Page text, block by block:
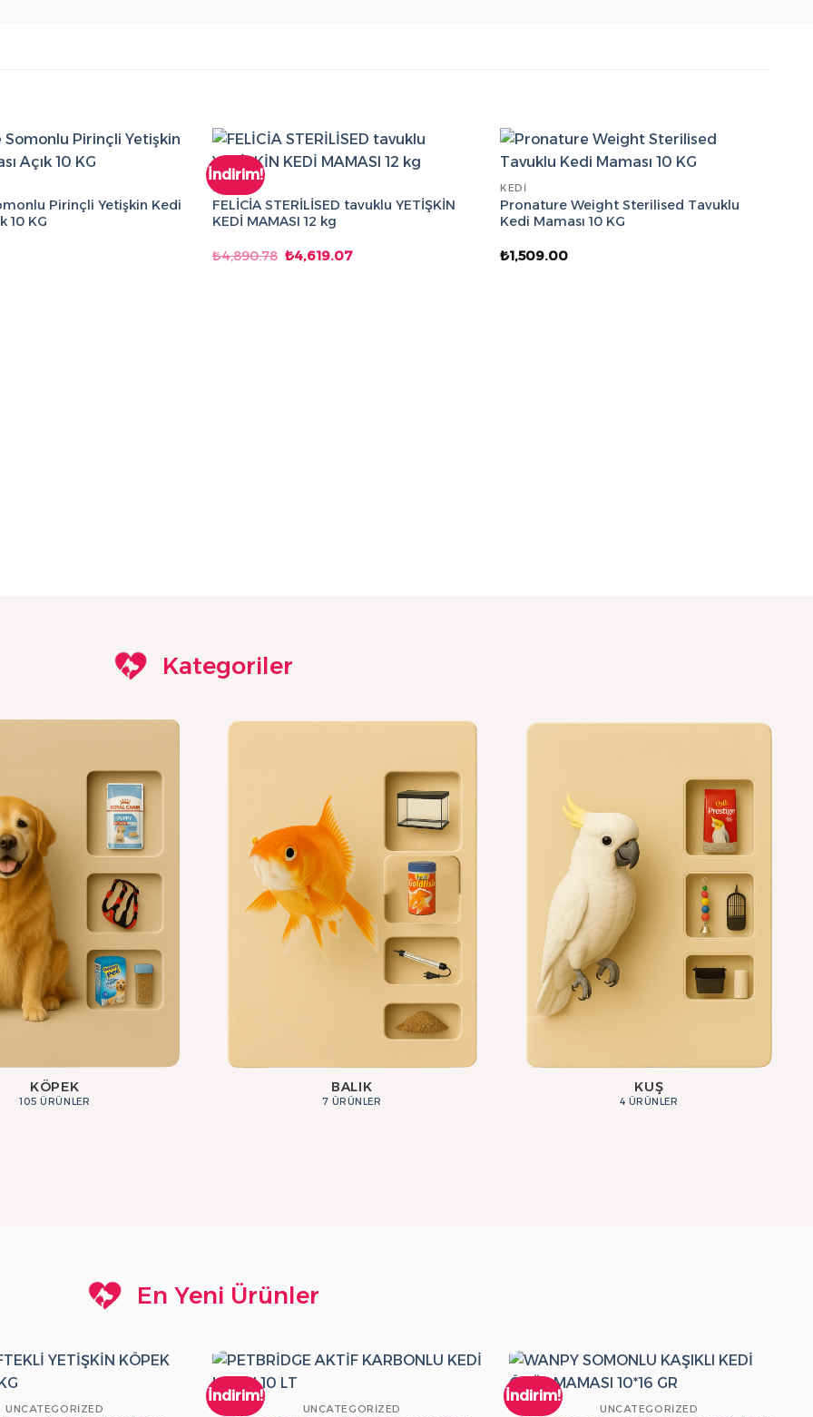
Pirinçli Yetişkin Kedi
10 KG
İndirim!
KEDI
FELİCİA STERİLİSED tavuklu YETİŞKİN
KEDİ MAMASI 12 kg
₺4,890.78 Orijinal
fiyat:
₺4,619.07Şu
KEDI
Pronature Weight Sterilised Tavuklu
Kedi Maması 10 KG
₺1,509.00
Kategoriler
KÖPEK
105 ÜRÜNLER
BALIK
7 ÜRÜNLER
KUŞ
4 ÜRÜNLER
En Yeni Ürünler
UNCATEGORIZED
İndirim!
UNCATEGORIZED
İndirim!
UNCATEGORIZED